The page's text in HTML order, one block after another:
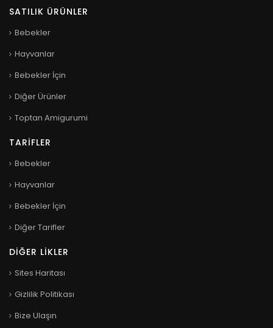
SATILIK ÜRÜNLER
Bebekler
Hayvanlar
Bebekler İçin
Diğer Ürünler
Toptan Amigurumi
TARIFLER
Bebekler
Hayvanlar
Bebekler İçin
Diğer Tarifler
DIĞER LIKLER
Sites Haritası
Gizlilik Politikası
Bize Ulaşın